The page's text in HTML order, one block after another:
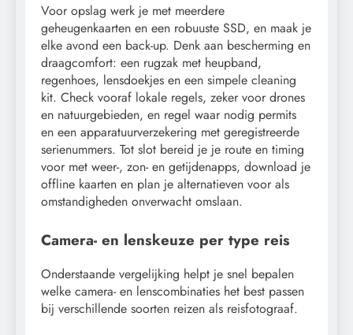
Voor opslag werk je met meerdere
geheugenkaarten en een robuuste SSD, en maak je
elke avond een back-up. Denk aan bescherming en
draagcomfort: een rugzak met heupband,
regenhoes, lensdoekjes en een simpele cleaning
kit. Check vooraf lokale regels, zeker voor drones
en natuurgebieden, en regel waar nodig permits
en een apparatuurverzekering met geregistreerde
serienummers. Tot slot bereid je je route en timing
voor met weer-, zon- en getijdenapps, download je
offline kaarten en plan je alternatieven voor als
omstandigheden onverwacht omslaan.
Camera- en lenskeuze per type reis
Onderstaande vergelijking helpt je snel bepalen
welke camera- en lenscombinaties het best passen
bij verschillende soorten reizen als reisfotograaf.